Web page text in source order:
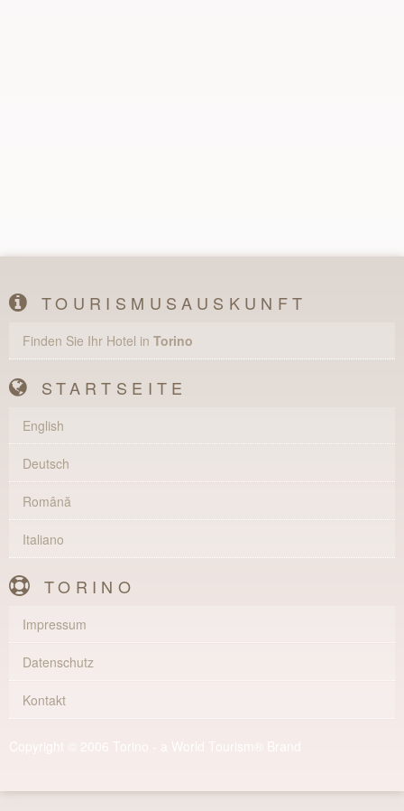
TOURISMUSAUSKUNFT
Finden Sie Ihr Hotel in Torino
STARTSEITE
English
Deutsch
Română
Italiano
TORINO
Impressum
Datenschutz
Kontakt